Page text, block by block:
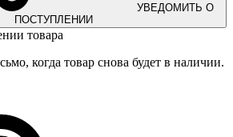
УВЕДОМИТЬ О
ПОСТУПЛЕНИИ
товара
когда товар снова будет в наличии.